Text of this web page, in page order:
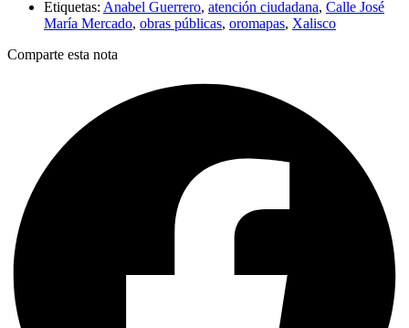
Etiquetas: Anabel Guerrero, atención ciudadana, Calle José
María Mercado, obras públicas, oromapas, Xalisco
Comparte esta nota